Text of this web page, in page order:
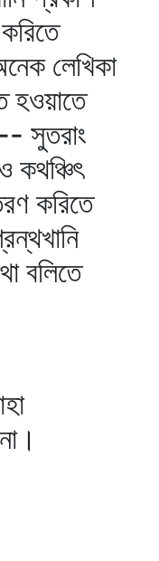
লেখিকা
হওয়াতে
সুতরাং
কথঞ্চিৎ
করিতে
বলিতে